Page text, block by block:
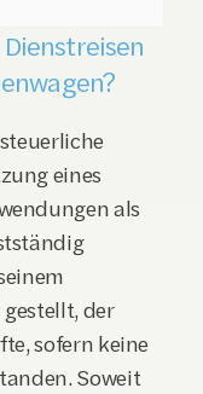
eines
als
der
sofern keine
Soweit